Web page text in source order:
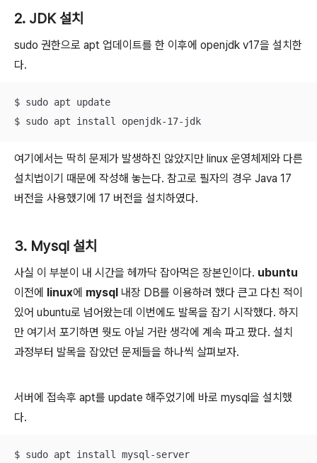
2. JDK 설치
sudo 권한으로 apt 업데이트를 한 이후에 openjdk v17을 설치한
다.
$ sudo apt update
$ sudo apt install openjdk-17-jdk
여기에서는 딱히 문제가 발생하진 않았지만 linux 운영체제와 다른
설치법이기 때문에 작성해 놓는다. 참고로 필자의 경우 Java 17
버전을 사용했기에 17 버전을 설치하였다.
3. Mysql 설치
사실 이 부분이 내 시간을 헤까닥 잡아먹은 장본인이다. ubuntu
이전에 linux에 mysql 내장 DB를 이용하려 했다 큰고 다친 적이
있어 ubuntu로 넘어왔는데 이번에도 발목을 잡기 시작했다. 하지
만 여기서 포기하면 뭣도 아닐 거란 생각에 계속 파고 팠다. 설치
과정부터 발목을 잡았던 문제들을 하나씩 살펴보자.
서버에 접속후 apt를 update 해주었기에 바로 mysql을 설치했
다.
$ sudo apt install mysql-server